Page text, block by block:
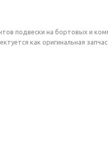
подвески на бортовых и
как оригинальная